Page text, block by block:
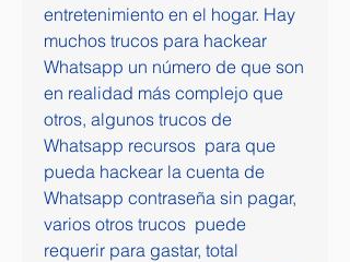
entretenimiento en el hogar. Hay
muchos trucos para hackear
Whatsapp un número de que son
en realidad más complejo que
otros, algunos trucos de
Whatsapp recursos  para que
pueda hackear la cuenta de
Whatsapp contraseña sin pagar,
varios otros trucos  puede
requerir para gastar, total